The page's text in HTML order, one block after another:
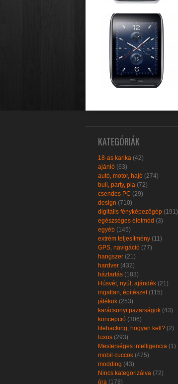
KATEGÓRIÁK
18-as karika (42)
ajánló (63)
autó, motor, hajó (274)
buli, party, pia (72)
csendes PC (29)
design (710)
digitális fényképezőgép (191)
egészséges életmód (3)
egyéb (145)
extrém teljesítmény (11)
GPS, navigáció (77)
hangszer (21)
hardver (432)
háztartás (183)
Húsvét, nyúl, ajándék (21)
ingatlan, építészet(115)
játékok (253)
karácsonyi pazarságok (43)
koncepció (306)
lifehacking, hogyan kell? (2)
luxus (293)
Mesterséges intelligencia (1)
mobil cuccok (475)
modding (43)
Nincs kategorizálva (72)
óra (178)